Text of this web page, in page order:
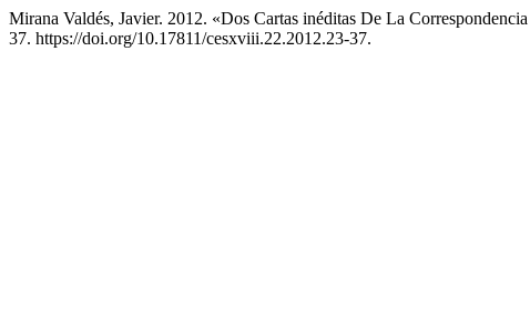
Mirana Valdés, Javier. 2012. «Dos Cartas inéditas De La
37. https://doi.org/10.17811/cesxviii.22.2012.23-37.